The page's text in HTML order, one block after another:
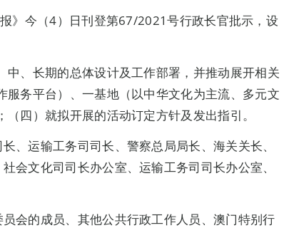
》今（4）日刊登第67/2021号行政长官批示，设
、长期的总体设计及工作部署，并推动展开相关
务平台）、一基地（以中华文化为主流、多元文
四）就拟开展的活动订定方针及发出指引。
、运输工务司司长、警察总局局长、海关关长、
会文化司司长办公室、运输工务司司长办公室、
会的成员、其他公共行政工作人员、澳门特别行